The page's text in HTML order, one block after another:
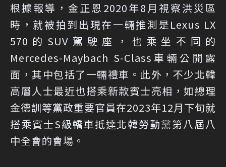
根據報導，金正恩2020年8月視察洪災區
時，就被拍到出現在一輛推測是Lexus LX
570的SUV駕駛座，也乘坐不同的
Mercedes-Maybach S-Class車輛公開露
面，其中包括了一輛禮車。此外，不少北韓
高層人士最近也搭乘新款賓士亮相，如總理
金德訓等黨政重要官員在2023年12月下旬就
搭乘賓士S級轎車抵達北韓勞動黨第八屆八
中全會的會場。